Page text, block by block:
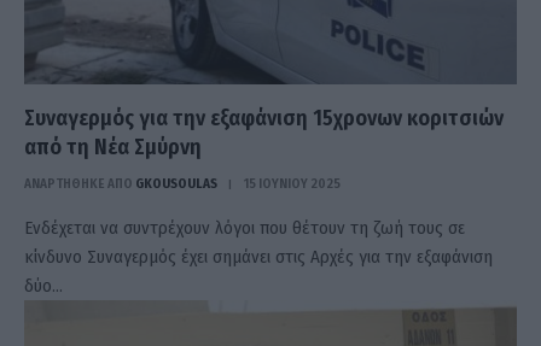
Συναγερμός για την εξαφάνιση 15χρονων κοριτσιών
από τη Νέα Σμύρνη
ΑΝΑΡΤΗΘΗΚΕ ΑΠΟ GKOUSOULAS 15 ΙΟΥΝΊΟΥ 2025
Ενδέχεται να συντρέχουν λόγοι που θέτουν τη ζωή τους σε
κίνδυνο Συναγερμός έχει σημάνει στις Αρχές για την εξαφάνιση
δύο…